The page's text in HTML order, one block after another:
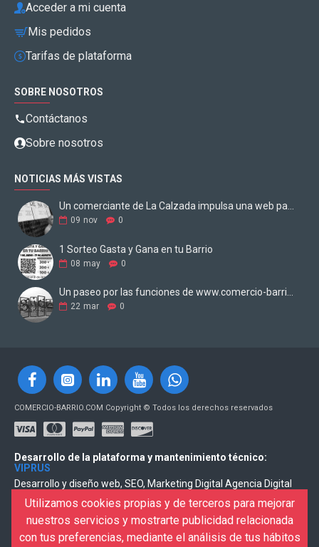
Acceder a mi cuenta
Mis pedidos
Tarifas de plataforma
SOBRE NOSOTROS
Contáctanos
Sobre nosotros
NOTICIAS MÁS VISTAS
Un comerciante de La Calzada impulsa una web para digitalizar los negocios
09 nov 0
1 Sorteo Gasta y Gana en tu Barrio
08 may 0
22 mar 0
COMERCIO-BARRIO.COM Copyright © Todos los derechos reservados
Desarrollo de la plataforma y mantenimiento técnico:
VIPRUS
Desarrollo y diseño web, SEO, Marketing Digital Agencia Digital
VIPRUS
Para recibir las noticias tienes que dar ALTA
Utilizamos cookies propias y de terceros para mejorar
nuestros servicios y mostrarte publicidad relacionada
con tus preferencias, mediante el análisis de tus hábitos